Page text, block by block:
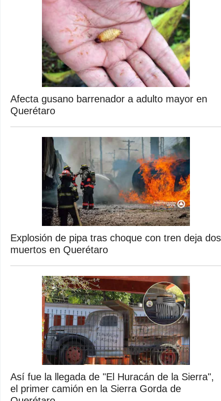
Afecta gusano barrenador a adulto mayor en
Querétaro
Explosión de pipa tras choque con tren deja dos
muertos en Querétaro
Así fue la llegada de "El Huracán de la Sierra",
el primer camión en la Sierra Gorda de